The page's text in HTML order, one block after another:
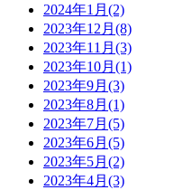
2024年1月(2)
2023年12月(8)
2023年11月(3)
2023年10月(1)
2023年9月(3)
2023年8月(1)
2023年7月(5)
2023年6月(5)
2023年5月(2)
2023年4月(3)